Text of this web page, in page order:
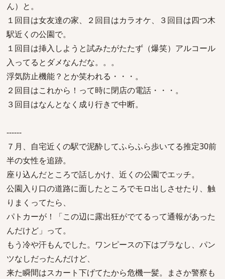
ん）と。
１回目は女友達の家、２回目はカラオケ、３回目は四つ木
駅近くの公園で。
１回目は挿入しようと試みたがたたず（爆笑）アルコール
入ってるとダメなんだな。。。
浮気防止機能？とか笑われる・・・。
２回目はこれから！って時に閉店の電話・・・。
３回目はなんとなく成り行きで中断。
------
７月、自宅近くの駅で泥酔してふらふら歩いてる推定30前
半の女性を追跡。
座り込んだところで話しかけ、近くの公園でエッチ。
公園入り口の道路に面したところでモロ出しさせたり、触
りまくってたら、
パトカーが！「この辺に露出狂がでてるって通報があった
んだけど」って。
もう冷や汗もんでした。ワンピースの下はブラなし、パン
ツなしだったんだけど、
来た瞬間はスカート下げてたから危機一髪。まさか警察も